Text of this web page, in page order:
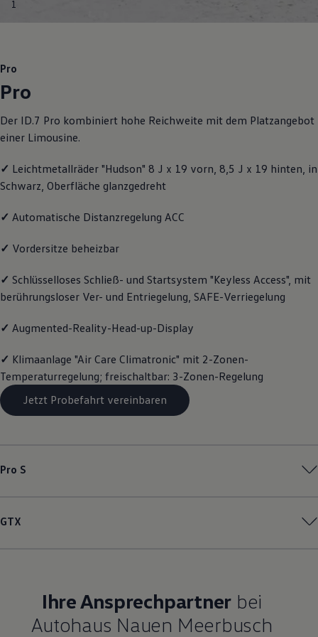
Räder und Reifen
Transport
Entertainment und Elektronik
Digitale Extras
Dienste für Ihr Modell finden
Volkswagen Apps, Login und Shop
Updates für Software, Karten und Radio
Vorgängermodelle
Kundeninformationen
Warn- und Kontrollleuchten
Assistenzsysteme
Digitale Betriebsanleitung
Magazin
Transport
Familie
Elektromobilität
Volkswagen R
Pannen- und Unfallhilfe
Volkswagen Kundenbetreuung
1
Pro
Pro
Der ID.7 Pro kombiniert hohe Reichweite mit dem Platzangebot
einer Limousine.
✓ Leichtmetallräder "Hudson" 8 J x 19 vorn, 8,5 J x 19 hinten, in
Schwarz, Oberfläche glanzgedreht
✓ Automatische Distanzregelung ACC
✓ Vordersitze beheizbar
✓ Schlüsselloses Schließ- und Startsystem "Keyless Access", mit
berührungsloser Ver- und Entriegelung, SAFE-Verriegelung
✓ Augmented-Reality-Head-up-Display
✓ Klimaanlage "Air Care Climatronic" mit 2-Zonen-
Temperaturregelung; freischaltbar: 3-Zonen-Regelung
Jetzt Probefahrt vereinbaren
Pro S
GTX
Ihre Ansprechpartner bei
Autohaus Nauen Meerbusch